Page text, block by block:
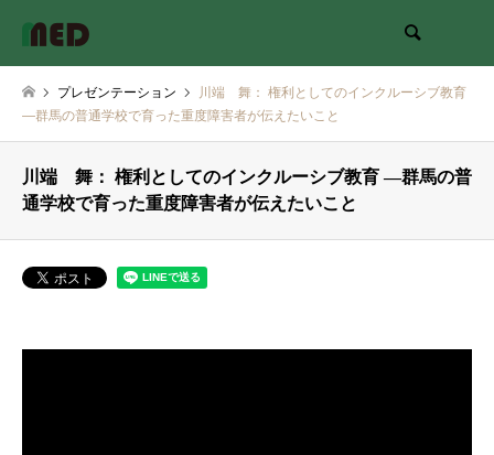
プレゼンテーション
川端 舞： 権利としてのインクルーシブ教育
―群馬の普通学校で育った重度障害者が伝えたいこと
川端 舞： 権利としてのインクルーシブ教育 ―群馬の普
通学校で育った重度障害者が伝えたいこと